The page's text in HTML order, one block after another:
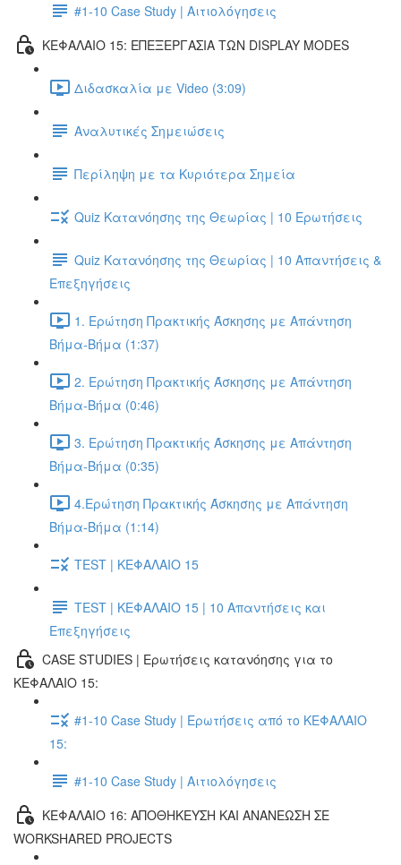
#1-10 Case Study | Αιτιολόγησεις
ΚΕΦΑΛΑΙΟ 15: ΕΠΕΞΕΡΓΑΣΙΑ ΤΩΝ DISPLAY MODES
Διδασκαλία με Video (3:09)
Αναλυτικές Σημειώσεις
Περίληψη με τα Κυριότερα Σημεία
Quiz Κατανόησης της Θεωρίας | 10 Ερωτήσεις
Quiz Κατανόησης της Θεωρίας | 10 Απαντήσεις &
Επεξηγήσεις
1. Ερώτηση Πρακτικής Άσκησης με Απάντηση
Βήμα-Βήμα (1:37)
2. Ερώτηση Πρακτικής Άσκησης με Απάντηση
Βήμα-Βήμα (0:46)
3. Ερώτηση Πρακτικής Άσκησης με Απάντηση
Βήμα-Βήμα (0:35)
4.Ερώτηση Πρακτικής Άσκησης με Απάντηση
Βήμα-Βήμα (1:14)
TEST | ΚΕΦΑΛΑΙΟ 15
TEST | ΚΕΦΑΛΑΙΟ 15 | 10 Απαντήσεις και
Επεξηγήσεις
CASE STUDIES | Ερωτήσεις κατανόησης για το
ΚΕΦΑΛΑΙΟ 15:
#1-10 Case Study | Ερωτήσεις από το ΚΕΦΑΛΑΙΟ
15:
#1-10 Case Study | Αιτιολόγησεις
ΚΕΦΑΛΑΙΟ 16: ΑΠΟΘΗΚΕΥΣΗ ΚΑΙ ΑΝΑΝΕΩΣΗ ΣΕ
WORKSHARED PROJECTS